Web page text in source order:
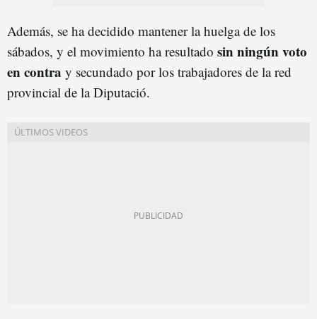
Además, se ha decidido mantener la huelga de los
sábados, y el movimiento ha resultado sin ningún voto
en contra y secundado por los trabajadores de la red
provincial de la Diputació.